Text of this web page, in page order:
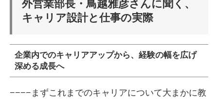
外営業部長・鳥越雅彦さんに聞く、
キャリア設計と仕事の実際
企業内でのキャリアアップから、経験の幅を広げ
深める成長へ
−−−−まずこれまでのキャリアについて大まかに教